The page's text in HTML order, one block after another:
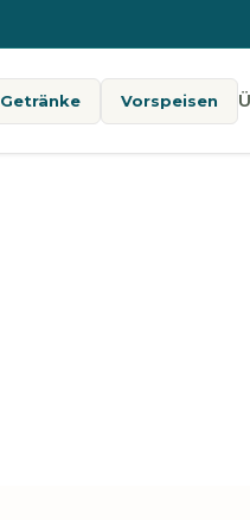
Getränke Vorspeisen